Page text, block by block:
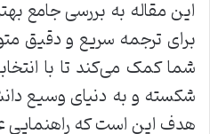
این مقاله به بررسی جامع
برای ترجمه سریع و دقیق
شما کمک می‌کند تا با
شکسته و به دنیای وسیع
هدف این است که راهنمایی